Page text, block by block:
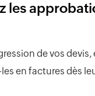
les
de vos devis,
en factures dès